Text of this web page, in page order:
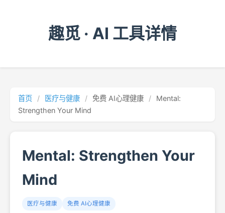
趣觅 · AI 工具详情
首页 / 医疗与健康 / 免费 AI心理健康 /
Mental:
Strengthen Your Mind
Mental: Strengthen Your
Mind
医疗与健康 免费 AI心理健康